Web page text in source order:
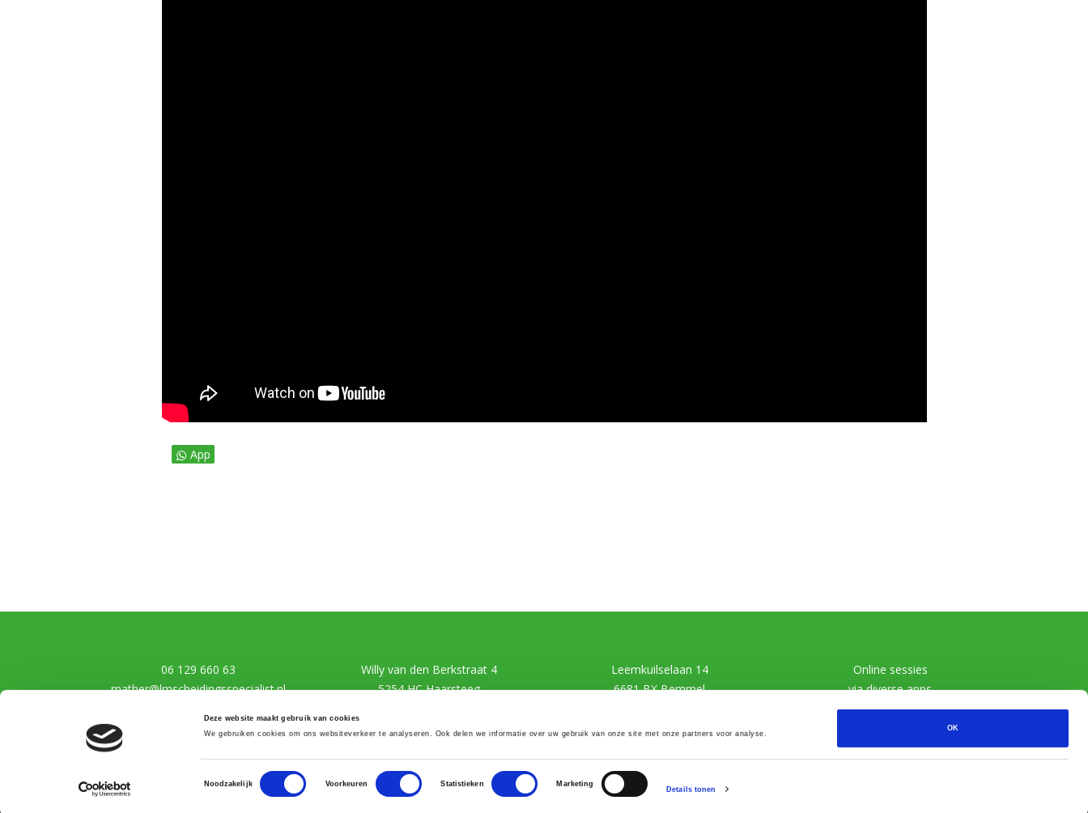
Deze website maakt gebruik van cookies
We gebruiken cookies om ons websiteverkeer te analyseren. Ook delen we informatie over uw gebruik van onze site met onze partners voor analyse.
Toestemmingsselectie
Noodzakelijk
Voorkeuren Statistieken Marketing
Details tonen
OK
App
06 129 660 63
mather@lmscheidingsspecialist.nl
Willy van den Berkstraat 4
5254 HC Haarsteeg
Leemkuilselaan 14
6681 BX Bemmel
Online sessies
via diverse apps
© Lisiane Mather Scheidingsspecialist |Privacy| | Website door